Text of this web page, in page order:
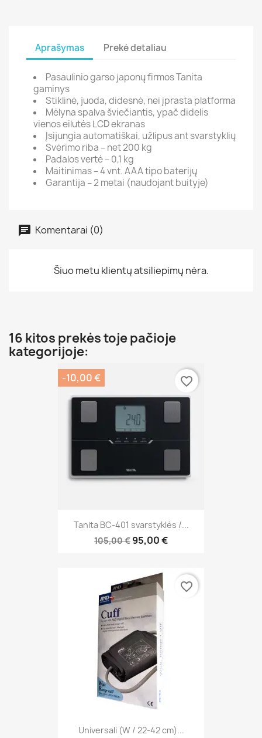
Aprašymas Prekė detaliau
Pasaulinio garso japonų firmos Tanita
gaminys
Stiklinė, juoda, didesnė, nei įprasta platforma
Mėlyna spalva šviečiantis, ypač didelis
vienos eilutės LCD ekranas
Įsijungia automatiškai, užlipus ant svarstyklių
Svėrimo riba – net 200 kg
Padalos vertė – 0,1 kg
Maitinimas – 4 vnt. AAA tipo baterijų
Garantija – 2 metai (naudojant buityje)
Komentarai (0)
Šiuo metu klientų atsiliepimų nėra.
16 kitos prekės toje pačioje
kategorijoje:
Tanita BC-401 svarstyklės /...
105,00 € 95,00 €
-10,00 € favorite_border
Universali (W / 22-42 cm)...
favorite_border